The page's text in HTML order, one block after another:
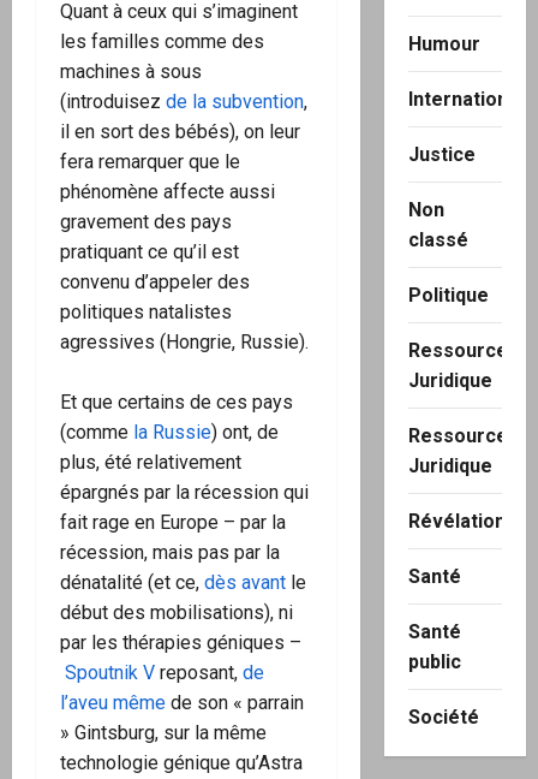
Quant à ceux qui s’imaginent
les familles comme des
machines à sous
(introduisez de la subvention,
il en sort des bébés), on leur
fera remarquer que le
phénomène affecte aussi
gravement des pays
pratiquant ce qu’il est
convenu d’appeler des
politiques natalistes
agressives (Hongrie, Russie).
Et que certains de ces pays
(comme la Russie) ont, de
plus, été relativement
épargnés par la récession qui
fait rage en Europe – par la
récession, mais pas par la
dénatalité (et ce, dès avant le
début des mobilisations), ni
par les thérapies géniques –
Spoutnik V reposant, de
l’aveu même de son « parrain
» Gintsburg, sur la même
technologie génique qu’Astra
Humour
International
Justice
Non
classé
Politique
Ressource
Juridique
Ressource
Juridique
Révélation
Santé
Santé
public
Société